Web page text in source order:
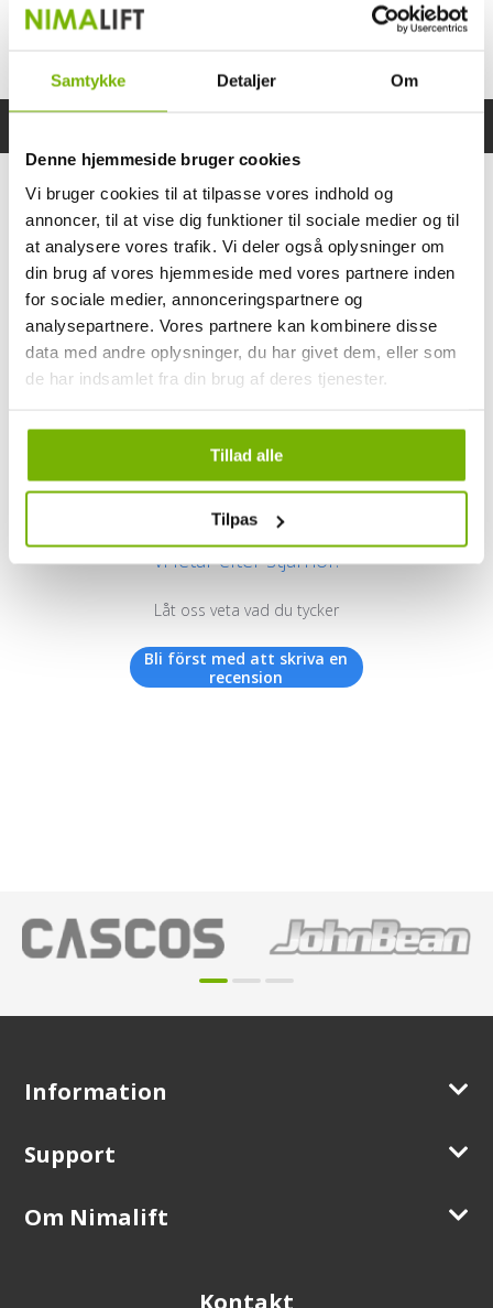
Samtykke Detaljer Om
Denne hjemmeside bruger cookies
Vi bruger cookies til at tilpasse vores indhold og
annoncer, til at vise dig funktioner til sociale medier og til
at analysere vores trafik. Vi deler også oplysninger om
din brug af vores hjemmeside med vores partnere inden
for sociale medier, annonceringspartnere og
analysepartnere. Vores partnere kan kombinere disse
data med andre oplysninger, du har givet dem, eller som
de har indsamlet fra din brug af deres tjenester.
Tillad alle
Tilpas
Kundrecensioner
Vi letar efter stjärnor!
Låt oss veta vad du tycker
Bli först med att skriva en
recension
Information
Support
Om Nimalift